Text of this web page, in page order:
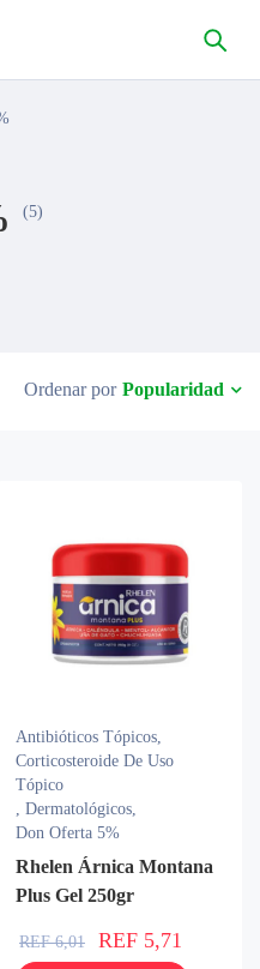
(5)
Ordenar por Popularidad
Antibióticos Tópicos,
Corticosteroide De Uso
Tópico
, Dermatológicos,
Don Oferta 5%
Rhelen Árnica Montana
Plus Gel 250gr
REF6,01 REF 5,71